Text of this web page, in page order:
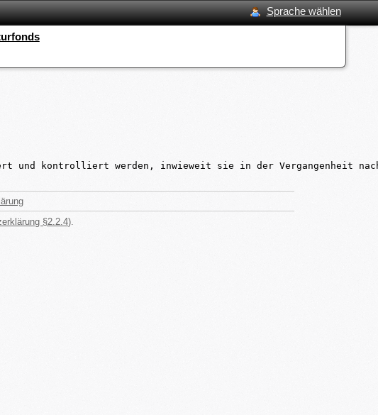
Sprache wählen
kontrolliert werden, inwieweit sie in der Vergangenheit
§2.2.4).